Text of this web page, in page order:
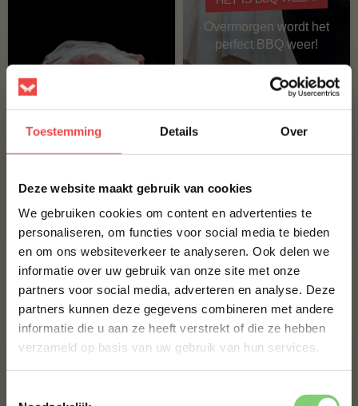
Toestemming Details Over
Deze website maakt gebruik van cookies
We gebruiken cookies om content en advertenties te
personaliseren, om functies voor social media te bieden
en om ons websiteverkeer te analyseren. Ook delen we
informatie over uw gebruik van onze site met onze
partners voor social media, adverteren en analyse. Deze
partners kunnen deze gegevens combineren met andere
informatie die u aan ze heeft verstrekt of die ze hebben
verzameld op basis van uw gebruik van hun services.
Boston butt Heyde
Hoeve
€ 58,05
Overmorgen wordt het
perfect BBQ weer!
32°
Bestel een BBQ pakket
Angus vlees
10% korting op je
eerste bestelling*
Schrijf je in voor onze nieuwsbrief en ontvang direct
10% korting op jouw eerste bestelling.
VOORNAAM
ACHTERNAAM